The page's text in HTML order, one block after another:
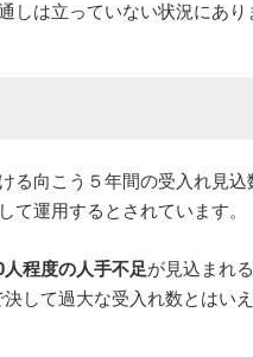
しは立っていない状況にあり
る向こう５年間の受入れ見込
て運用するとされています。
程度の人手不足が見込まれ
して過大な受入れ数とはい